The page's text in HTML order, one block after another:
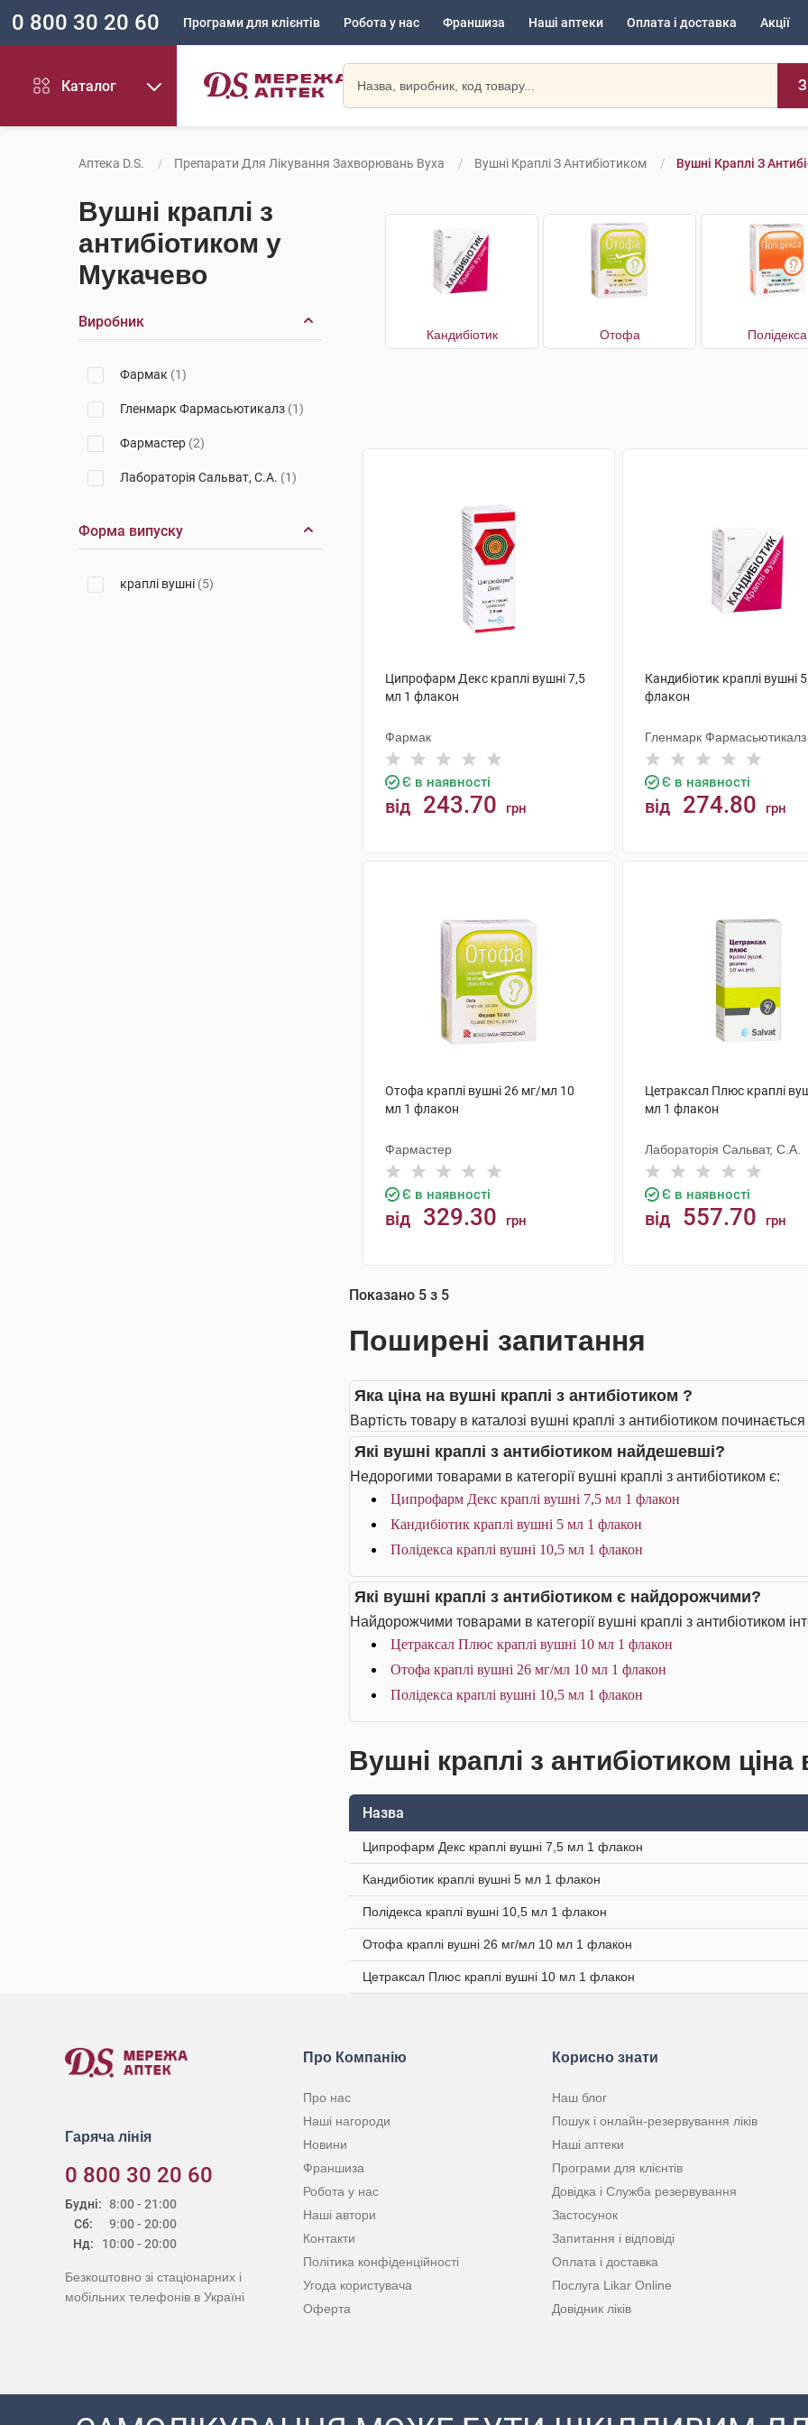
0 800 30 20 60 Програми для клієнтів Робота у нас Франшиза Наші аптеки Оплата і доставка Акції
Каталог
Аптека D.S. Препарати Для Лікування Захворювань Вуха Вушні Краплі З Антибіотиком Вушні Краплі З
Вушні краплі з
антибіотиком у
Мукачево
Виробник
Фармак (1)
Гленмарк Фармасьютикалз (1)
Фармастер (2)
Лабораторія Сальват, С.А. (1)
Форма випуску
краплі вушні (5)
Кандибіотик Отофа Полідекса
Ципрофарм Декс краплі вушні 7,5
мл 1 флакон
Фармак
Є в наявності
від 243.70 грн
Кандибіотик краплі вушні
флакон
Гленмарк Фармасьютикалз
Є в наявності
від 274.80 грн
Отофа краплі вушні 26 мг/мл 10
мл 1 флакон
Фармастер
Є в наявності
від 329.30 грн
Цетраксал Плюс краплі
мл 1 флакон
Лабораторія Сальват, С.А.
Є в наявності
від 557.70 грн
Показано 5 з 5
Поширені запитання
Яка ціна на вушні краплі з антибіотиком ?
Вартість товару в каталозі вушні краплі з антибіотиком
Які вушні краплі з антибіотиком найдешевші?
Недорогими товарами в категорії вушні краплі з антибіотиком є:
Ципрофарм Декс краплі вушні 7,5 мл 1 флакон
Кандибіотик краплі вушні 5 мл 1 флакон
Полідекса краплі вушні 10,5 мл 1 флакон
Які вушні краплі з антибіотиком є найдорожчими?
Найдорожчими товарами в категорії вушні краплі з антибіотиком
Цетраксал Плюс краплі вушні 10 мл 1 флакон
Отофа краплі вушні 26 мг/мл 10 мл 1 флакон
Полідекса краплі вушні 10,5 мл 1 флакон
Вушні краплі з антибіотиком ціна
Назва
Ципрофарм Декс краплі вушні 7,5 мл 1 флакон
Кандибіотик краплі вушні 5 мл 1 флакон
Полідекса краплі вушні 10,5 мл 1 флакон
Отофа краплі вушні 26 мг/мл 10 мл 1 флакон
Цетраксал Плюс краплі вушні 10 мл 1 флакон
Гаряча лінія
0 800 30 20 60
Будні:
Сб:
Нд:
8:00 - 21:00
9:00 - 20:00
10:00 - 20:00
Безкоштовно зі стаціонарних і
мобільних телефонів в Україні
Про Компанію
Про нас
Наші нагороди
Новини
Франшиза
Робота у нас
Наші автори
Контакти
Політика конфіденційності
Угода користувача
Оферта
Корисно знати
Наш блог
Пошук і онлайн-резервування ліків
Наші аптеки
Програми для клієнтів
Довідка і Служба резервування
Застосунок
Запитання і відповіді
Оплата і доставка
Послуга Likar Online
Довідник ліків